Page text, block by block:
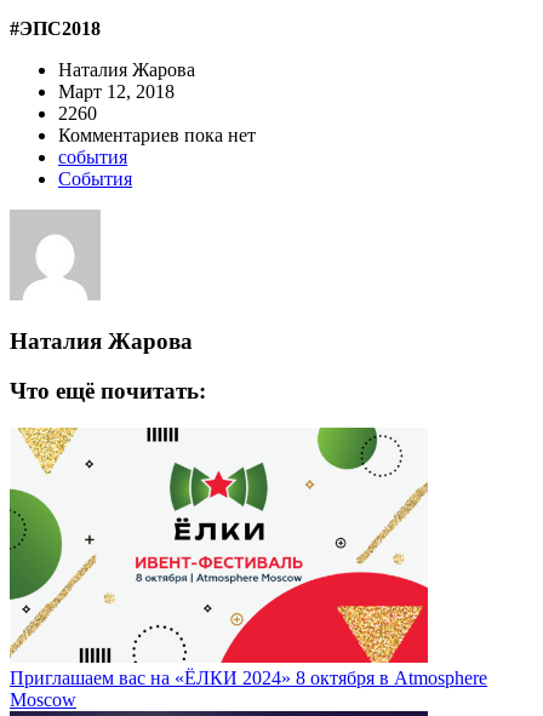
#ЭПС2018
Наталия Жарова
Март 12, 2018
2260
Комментариев пока нет
события
События
Наталия Жарова
Что ещё почитать:
Приглашаем вас на «ЁЛКИ 2024» 8 октября в Atmosphere
Moscow